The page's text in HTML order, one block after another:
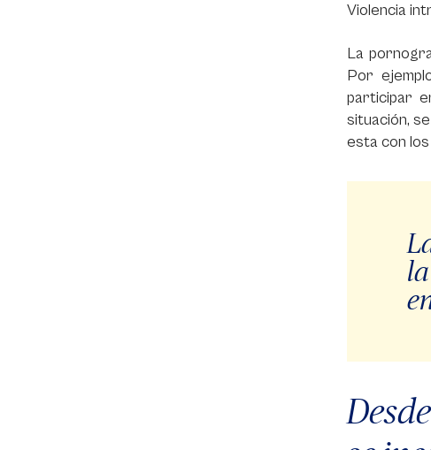
Violencia
La
Por
participar
situación,
esta con los